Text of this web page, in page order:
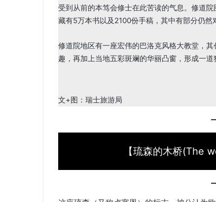
受到从前的本笃会修士在此苦读的气息。修道
藏有5万本书以及2100份手稿，其中有部分仍然
修道院地区有一座宏伟的巴洛克风格大教堂，
趣，再加上当地五彩斑斓的华丽凸窗，形成一道
文+图：瑞士旅游局
【琉森的木桥(The